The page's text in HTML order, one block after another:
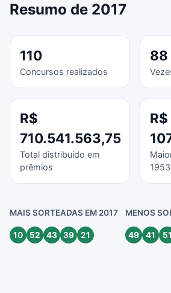
Resumo de 2017
110
Concursos realizados
88
R$
710.541.563,75
Total distribuído em
prêmios
R$
MAIS SORTEADAS EM 2017
10 52 43 39 21
MENOS
49 41 51